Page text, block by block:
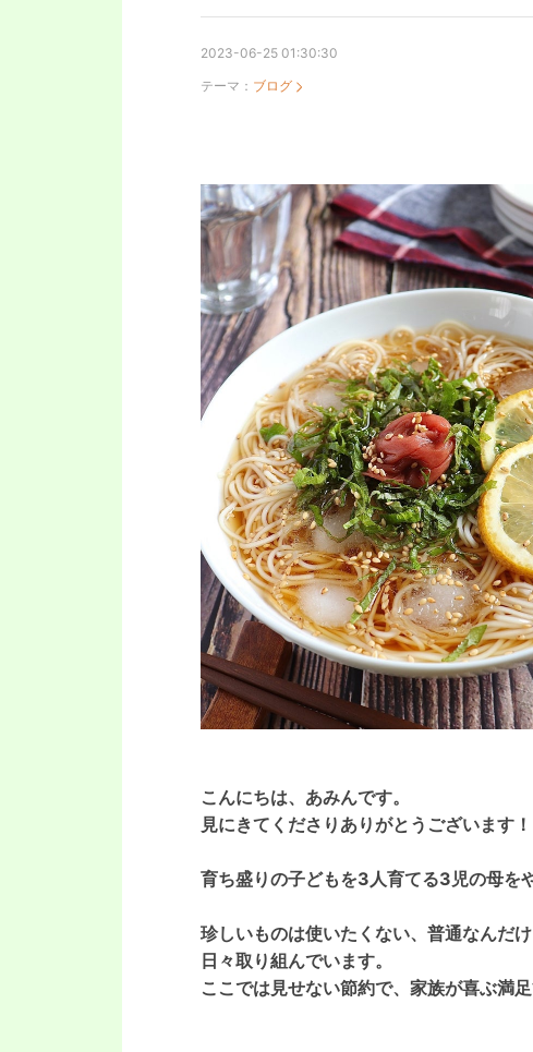
2023-06-25 01:30:30
テーマ： ブログ
こんにちは、あみんです。
見にきてくださりありがとうございます！
育ち盛りの子どもを3人育てる3児の母を
珍しいものは使いたくない、 普通なんだ
日々取り組んでいます。
ここでは 見せない節約で、家族が喜ぶ満